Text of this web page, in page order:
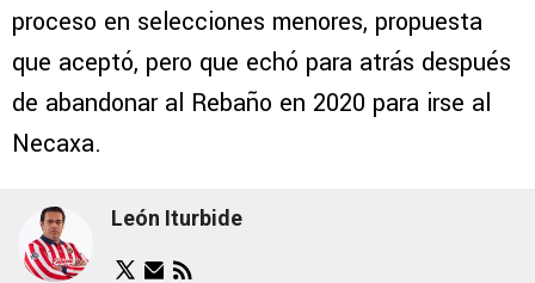
proceso en selecciones menores, propuesta
que aceptó, pero que echó para atrás después
de abandonar al Rebaño en 2020 para irse al
Necaxa.
León Iturbide